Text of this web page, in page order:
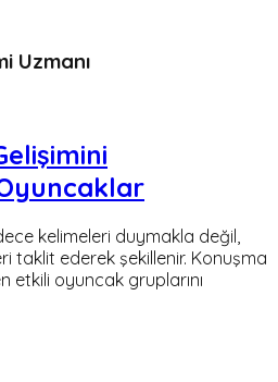
Uzmanı
kelimeleri duymakla değil,
taklit ederek şekillenir. Konuşma
etkili oyuncak gruplarını